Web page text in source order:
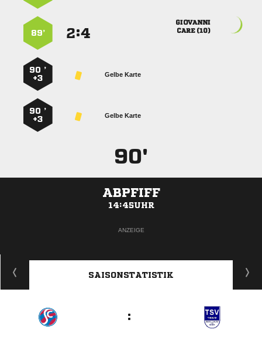

 
:
89’
Gelbe Karte
90 ’
+3
Gelbe Karte
90 ’
+3
90'
ABPFIFF
14:45UHR
ANZEIGE
SAISONSTATISTIK
: